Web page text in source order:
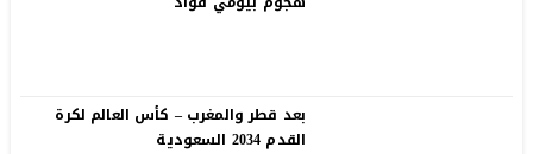
بعد قطر والمغرب – كأس العالم لكرة
القدم 2034 السعودية